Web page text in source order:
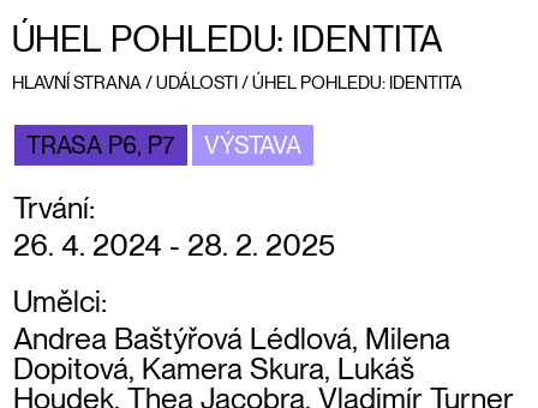
ÚHEL POHLEDU: IDENTITA
HLAVNÍ STRANA/UDÁLOSTI/ÚHEL POHLEDU: IDENTITA
TRASA P6, P7 VÝSTAVA
Trvání:
26. 4. 2024 - 28. 2. 2025
Umělci:
Andrea Baštýřová Lédlová, Milena
Dopitová, Kamera Skura, Lukáš
Houdek, Thea Jacobra, Vladimír Turner